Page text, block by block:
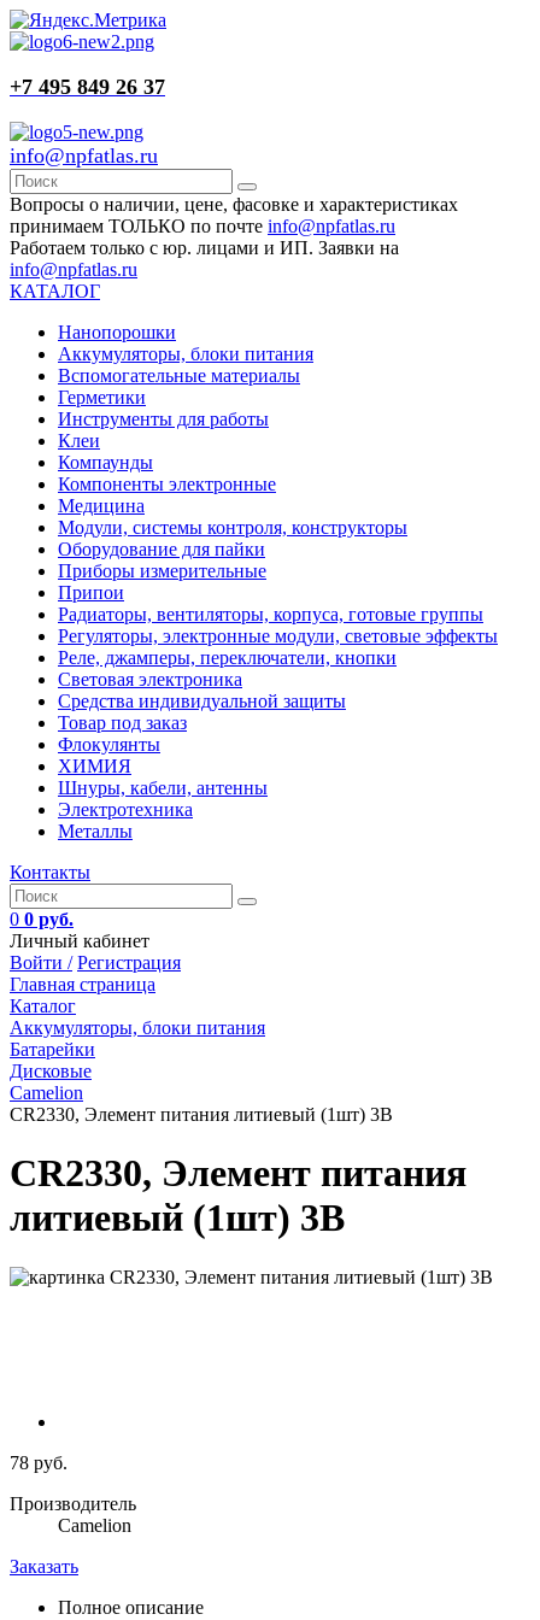
+7 495 849 26 37
info@npfatlas.ru
Вопросы о наличии, цене, фасовке и характеристиках
принимаем ТОЛЬКО по почте info@npfatlas.ru
Работаем только с юр. лицами и ИП. Заявки на
info@npfatlas.ru
КАТАЛОГ
Нанопорошки
Аккумуляторы, блоки питания
Вспомогательные материалы
Герметики
Инструменты для работы
Клеи
Компаунды
Компоненты электронные
Медицина
Модули, системы контроля, конструкторы
Оборудование для пайки
Приборы измерительные
Припои
Радиаторы, вентиляторы, корпуса, готовые группы
Регуляторы, электронные модули, световые эффекты
Реле, джамперы, переключатели, кнопки
Световая электроника
Средства индивидуальной защиты
Товар под заказ
Флокулянты
ХИМИЯ
Шнуры, кабели, антенны
Электротехника
Металлы
Контакты
0 0 руб.
Личный кабинет
Войти / Регистрация
Главная страница
Каталог
Аккумуляторы, блоки питания
Батарейки
Дисковые
Camelion
CR2330, Элемент питания литиевый (1шт) 3В
CR2330, Элемент питания
литиевый (1шт) 3В
78 руб.
Производитель
Camelion
Заказать
Полное описание